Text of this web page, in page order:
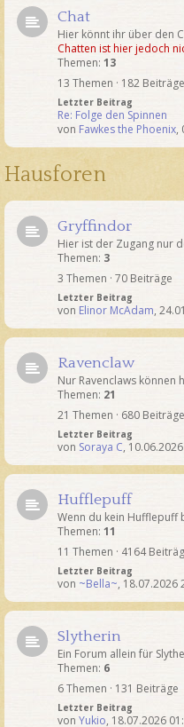
Chat
Hier könnt ihr über den
Chatten ist hier jedoch
Themen: 13
13 Themen · 182 Beiträge
Letzter Beitrag
Re: Folge den Spinnen
von Fawkes the Phoenix,
Hausforen
Gryffindor
Hier ist der Zugang nur
Themen: 3
3 Themen · 70 Beiträge
Letzter Beitrag
von Elinor McAdam,
Ravenclaw
Nur Ravenclaws können
Themen: 21
21 Themen · 680 Beiträge
Letzter Beitrag
von Soraya C,
Hufflepuff
Wenn du kein Hufflepuff
Themen: 11
11 Themen · 4164
Letzter Beitrag
von ~Bella~, 18.07.2026
Slytherin
Ein Forum allein für
Themen: 6
6 Themen · 131 Beiträge
Letzter Beitrag
von Yukio, 18.07.2026